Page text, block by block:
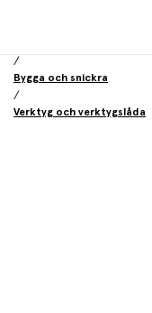
/
Bygga och snickra
/
Verktyg och verktygslåda